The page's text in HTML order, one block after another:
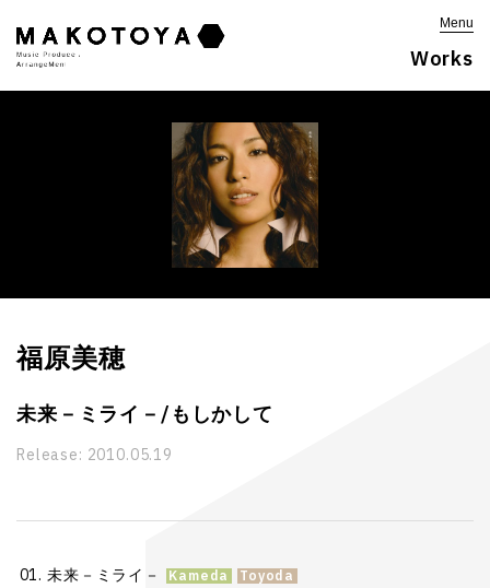
Menu
Works
福原美穂
未来－ミライ－/もしかして
Release: 2010.05.19
未来－ミライ－